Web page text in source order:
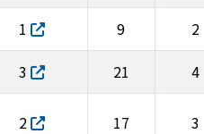
1 9 2
3 21 4
2 17 3